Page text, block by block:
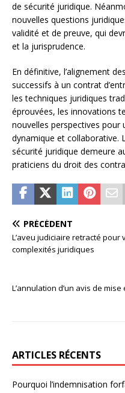
de sécurité juridique.
nouvelles questions
validité et de preuve, qui
et la jurisprudence.
En définitive, l’alignement
successifs à un contrat
les techniques juridiques
éprouvées, les innovations
nouvelles perspectives pour
dynamique et collaborative.
sécurité juridique demeure
praticiens du droit des
PRÉCÉDENT
L’aveu judiciaire retracté
complexités juridiques
L’annulation d’un avis de
ARTICLES RÉCENTS
Pourquoi l’indemnisation